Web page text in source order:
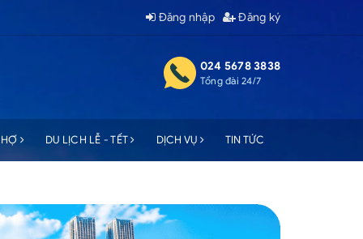
Đăng nhập Đăng ký
024 5678 3838
Tổng đài 24/7
DU LỊCH LỄ - TẾT DỊCH VỤ TIN TỨC